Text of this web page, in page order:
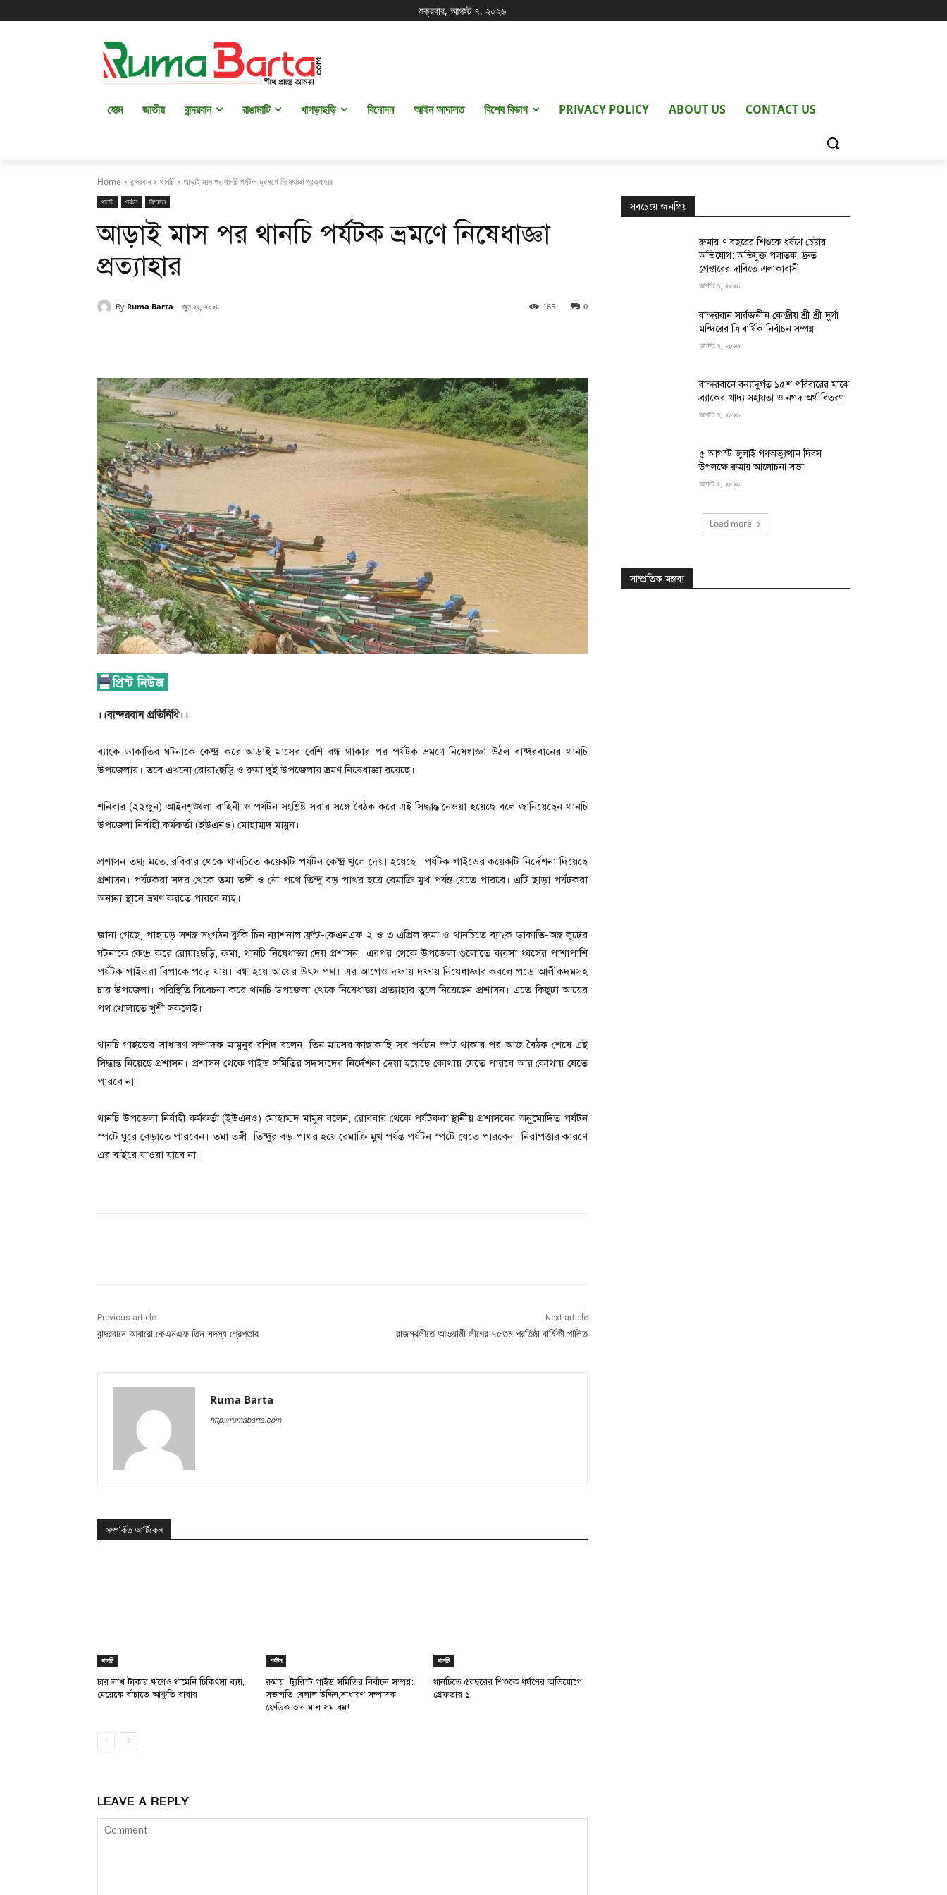
শুক্রবার, আগস্ট ৭, ২০২৬
হোম জাতীয় বান্দরবান রাঙামাটি খাগড়াছড়ি বিনোদন আইন আদালত বিশেষ বিভাগ PRIVACY POLICY ABOUT US CONTACT US
Home বান্দরবান থানচি আড়াই মাস পর থানচি পর্যটক ভ্রমণে নিষেধাজ্ঞা প্রত্যাহার
থানচি পর্যটন বিনোদন
আড়াই মাস পর থানচি পর্যটক ভ্রমণে নিষেধাজ্ঞা
প্রত্যাহার
By Ruma Barta জুন ২২, ২০২৪ 0
165
।।বান্দরবান প্রতিনিধি।।
ব্যাংক ডাকাতির ঘটনাকে কেন্দ্র করে আড়াই মাসের বেশি বন্ধ থাকার পর পর্যটক ভ্রমণে নিষেধাজ্ঞা উঠল বান্দরবানের থানচি
উপজেলায়। তবে এখনো রোয়াংছড়ি ও রুমা দুই উপজেলায় ভ্রমণ নিষেধাজ্ঞা রয়েছে।
শনিবার (২২জুন) আইনশৃঙ্খলা বাহিনী ও পর্যটন সংশ্লিষ্ট সবার সঙ্গে বৈঠক করে এই সিদ্ধান্ত নেওয়া হয়েছে বলে জানিয়েছেন থানচি
উপজেলা নির্বাহী কর্মকর্তা (ইউএনও) মোহাম্মদ মামুন।
প্রশাসন তথ্য মতে, রবিবার থেকে থানচিতে কয়েকটি পর্যটন কেন্দ্র খুলে দেয়া হয়েছে। পর্যটক গাইডের কয়েকটি নির্দেশনা দিয়েছে
প্রশাসন। পর্যটকরা সদর থেকে তমা তঙ্গী ও নৌ পথে তিন্দু বড় পাথর হয়ে রেমাক্রি মুখ পর্যন্ত যেতে পারবে। এটি ছাড়া পর্যটকরা
অনান্য স্থানে ভ্রমণ করতে পারবে নাহ।
জানা গেছে, পাহাড়ে সশস্ত্র সংগঠন কুকি চিন ন্যাশনাল ফ্রন্ট-কেএনএফ ২ ও ৩ এপ্রিল রুমা ও থানচিতে ব্যাংক ডাকাতি-অস্ত্র লুটের
ঘটনাকে কেন্দ্র করে রোয়াংছড়ি, রুমা, থানচি নিষেধাজ্ঞা দেয় প্রশাসন। এরপর থেকে উপজেলা গুলোতে ব্যবসা ধ্বসের পাশাপাশি
পর্যটক গাইডরা বিপাকে পড়ে যায়। বন্ধ হয়ে আয়ের উৎস পথ। এর আগেও দফায় দফায় নিষেধাজ্ঞার কবলে পড়ে আলীকদমসহ
চার উপজেলা। পরিস্থিতি বিবেচনা করে থানচি উপজেলা থেকে নিষেধাজ্ঞা প্রত্যাহার তুলে নিয়েছেন প্রশাসন। এতে কিছুটা আয়ের
পথ খোলাতে খুশী সকলেই।
থানচি গাইডের সাধারণ সম্পাদক মামুনুর রশিদ বলেন, তিন মাসের কাছাকাছি সব পর্যটন স্পট থাকার পর আজ বৈঠক শেষে এই
সিদ্ধান্ত নিয়েছে প্রশাসন। প্রশাসন থেকে গাইড সমিতির সদস্যদের নির্দেশনা দেয়া হয়েছে কোথায় যেতে পারবে আর কোথায় যেতে
পারবে না।
থানচি উপজেলা নির্বাহী কর্মকর্তা (ইউএনও) মোহাম্মদ মামুন বলেন, রোববার থেকে পর্যটকরা স্থানীয় প্রশাসনের অনুমোদিত পর্যটন
স্পটে ঘুরে বেড়াতে পারবেন। তমা তঙ্গী, তিন্দুর বড় পাথর হয়ে রেমাক্রি মুখ পর্যন্ত পর্যটন স্পটে যেতে পারবেন। নিরাপত্তার কারণে
এর বাইরে যাওয়া যাবে না।
Previous article
বান্দরবানে আবারো কেএনএফ তিন সদস্য গ্রেপ্তার
Next article
রাজস্থলীতে আওয়ামী লীগের ৭৫তম প্রতিষ্ঠা বার্ষিকী পালিত
Ruma Barta
http://rumabarta.com
সম্পর্কিত আর্টিকেল
থানচি
চার লাখ টাকার ঋণেও থামেনি চিকিৎসা ব্যয়,
মেয়েকে বাঁচাতে আকুতি বাবার
পর্যটন
রুমায় ট্যুরিস্ট গাইড সমিতির নির্বাচন সম্পন্ন:
সভাপতি বেলাল উদ্দিন,সাধারণ সম্পাদক
ফ্রেডিক ভান মাল সম বম!
থানচি
থানচিতে ৫বছরের শিশুকে ধর্ষণের অভিযোগে
গ্রেফতার-১
LEAVE A REPLY
সবচেয়ে জনপ্রিয়
রুমায় ৭ বছরের শিশুকে ধর্ষণে চেষ্টার
অভিযোগ: অভিযুক্ত পলাতক, দ্রুত
গ্রেপ্তারের দাবিতে এলাকাবাসী
আগস্ট ৭, ২০২৬
বান্দরবান সার্বজনীন কেন্দ্রীয় শ্রী শ্রী দুর্গা
মন্দিরের ত্রি বার্ষিক নির্বাচন সম্পন্ন
আগস্ট ৭, ২০২৬
বান্দরবানে বন্যাদুর্গত ১৫শ পরিবারের মাঝে
ব্র্যাকের খাদ্য সহায়তা ও নগদ অর্থ বিতরণ
আগস্ট ৭, ২০২৬
৫ আগস্ট জুলাই গণঅভ্যুত্থান দিবস
উপলক্ষে রুমায় আলোচনা সভা
আগস্ট ৫, ২০২৬
Load more
সাম্প্রতিক মন্তব্য